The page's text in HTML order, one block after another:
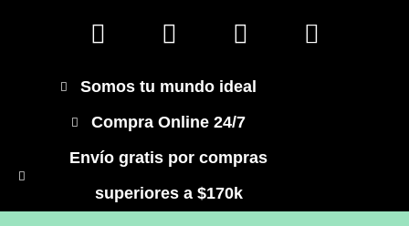
Somos tu mundo ideal
Compra Online 24/7
Envío gratis por compras
superiores a $170k